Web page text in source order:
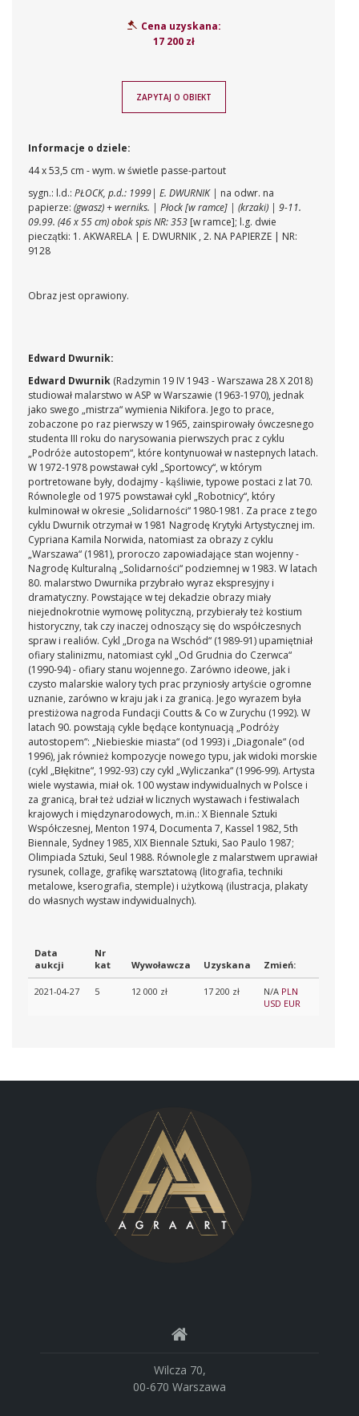
Cena uzyskana:
17 200 zł
ZAPYTAJ O OBIEKT
Informacje o dziele:
44 x 53,5 cm - wym. w świetle passe-partout
sygn.: l.d.: PŁOCK, p.d.: 1999| E. DWURNIK | na odwr. na
papierze: (gwasz) + werniks. | Płock [w ramce] | (krzaki) | 9-11.
09.99. (46 x 55 cm)obok spis NR: 353 [w ramce]; l.g. dwie
pieczątki: 1. AKWARELA | E. DWURNIK , 2. NA PAPIERZE | NR:
9128
Obraz jest oprawiony.
Edward Dwurnik:
Edward Dwurnik (Radzymin 19 IV 1943 - Warszawa 28 X 2018)
studiował malarstwo w ASP w Warszawie (1963-1970), jednak
jako swego „mistrza“ wymienia Nikifora. Jego to prace,
zobaczone po raz pierwszy w 1965, zainspirowały ówczesnego
studenta III roku do narysowania pierwszych prac z cyklu
„Podróże autostopem“, które kontynuował w nastepnych latach.
W 1972-1978 powstawał cykl „Sportowcy“, w którym
portretowane były, dodajmy - kąśliwie, typowe postaci z lat 70.
Równolegle od 1975 powstawał cykl „Robotnicy“, który
kulminował w okresie „Solidarności“ 1980-1981. Za prace z tego
cyklu Dwurnik otrzymał w 1981 Nagrodę Krytyki Artystycznej im.
Cypriana Kamila Norwida, natomiast za obrazy z cyklu
„Warszawa“ (1981), proroczo zapowiadające stan wojenny -
Nagrodę Kulturalną „Solidarności“ podziemnej w 1983. W latach
80. malarstwo Dwurnika przybrało wyraz ekspresyjny i
dramatyczny. Powstające w tej dekadzie obrazy miały
niejednokrotnie wymowę polityczną, przybierały też kostium
historyczny, tak czy inaczej odnoszący się do współczesnych
spraw i realiów. Cykl „Droga na Wschód“ (1989-91) upamiętniał
ofiary stalinizmu, natomiast cykl „Od Grudnia do Czerwca“
(1990-94) - ofiary stanu wojennego. Zarówno ideowe, jak i
czysto malarskie walory tych prac przyniosły artyście ogromne
uznanie, zarówno w kraju jak i za granicą. Jego wyrazem była
prestiżowa nagroda Fundacji Coutts & Co w Zurychu (1992). W
latach 90. powstają cykle będące kontynuacją „Podróży
autostopem“: „Niebieskie miasta“ (od 1993) i „Diagonale“ (od
1996), jak również kompozycje nowego typu, jak widoki morskie
(cykl „Błękitne“, 1992-93) czy cykl „Wyliczanka“ (1996-99). Artysta
wiele wystawia, miał ok. 100 wystaw indywidualnych w Polsce i
za granicą, brał też udział w licznych wystawach i festiwalach
krajowych i międzynarodowych, m.in.: X Biennale Sztuki
Współczesnej, Menton 1974, Documenta 7, Kassel 1982, 5th
Biennale, Sydney 1985, XIX Biennale Sztuki, Sao Paulo 1987;
Olimpiada Sztuki, Seul 1988. Równolegle z malarstwem uprawiał
rysunek, collage, grafikę warsztatową (litografia, techniki
metalowe, kserografia, stemple) i użytkową (ilustracja, plakaty
do własnych wystaw indywidualnych).
Data
aukcji
Nr
kat
Wywoławcza Uzyskana Zmień:
2021-04-27 5 12 000 zł 17 200 zł N/A PLN
USD EUR
Wilcza 70,
00-670 Warszawa